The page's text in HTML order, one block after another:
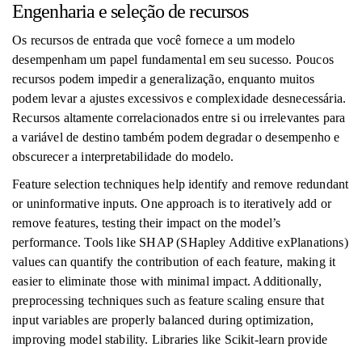
Engenharia e seleção de recursos
Os recursos de entrada que você fornece a um modelo
desempenham um papel fundamental em seu sucesso. Poucos
recursos podem impedir a generalização, enquanto muitos
podem levar a ajustes excessivos e complexidade desnecessária.
Recursos altamente correlacionados entre si ou irrelevantes para
a variável de destino também podem degradar o desempenho e
obscurecer a interpretabilidade do modelo.
Feature selection techniques help identify and remove redundant
or uninformative inputs. One approach is to iteratively add or
remove features, testing their impact on the model’s
performance. Tools like SHAP (SHapley Additive exPlanations)
values can quantify the contribution of each feature, making it
easier to eliminate those with minimal impact. Additionally,
preprocessing techniques such as feature scaling ensure that
input variables are properly balanced during optimization,
improving model stability. Libraries like Scikit-learn provide